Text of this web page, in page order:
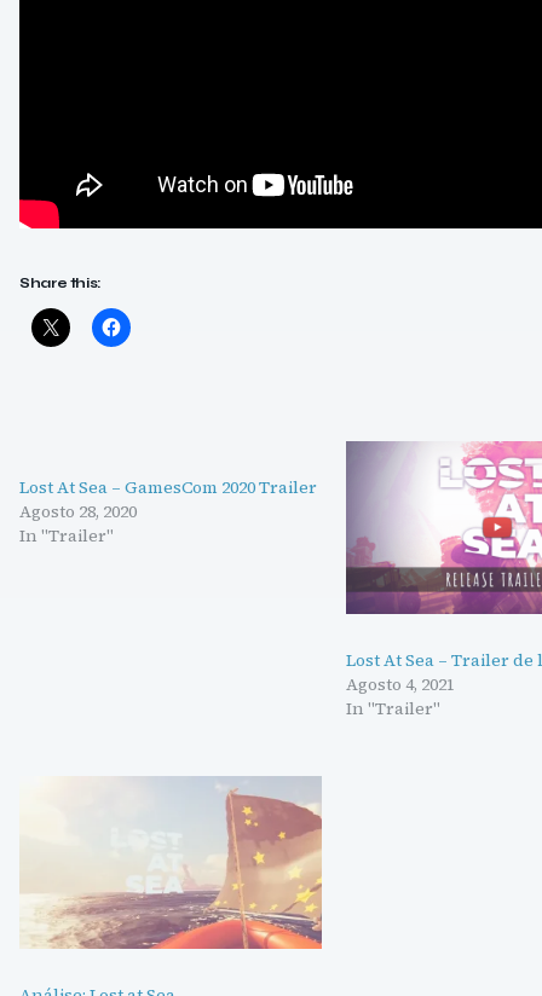
Share this:
Lost At Sea – GamesCom 2020 Trailer
Agosto 28, 2020
In "Trailer"
Lost At Sea – Trailer
Agosto 4, 2021
In "Trailer"